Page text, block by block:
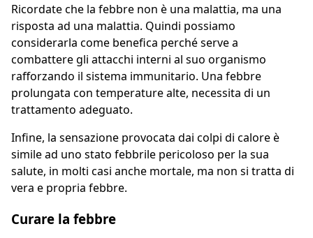
Ricordate che la febbre non è una malattia, ma una
risposta ad una malattia. Quindi possiamo
considerarla come benefica perché serve a
combattere gli attacchi interni al suo organismo
rafforzando il sistema immunitario. Una febbre
prolungata con temperature alte, necessita di un
trattamento adeguato.
Infine, la sensazione provocata dai colpi di calore è
simile ad uno stato febbrile pericoloso per la sua
salute, in molti casi anche mortale, ma non si tratta di
vera e propria febbre.
Curare la febbre